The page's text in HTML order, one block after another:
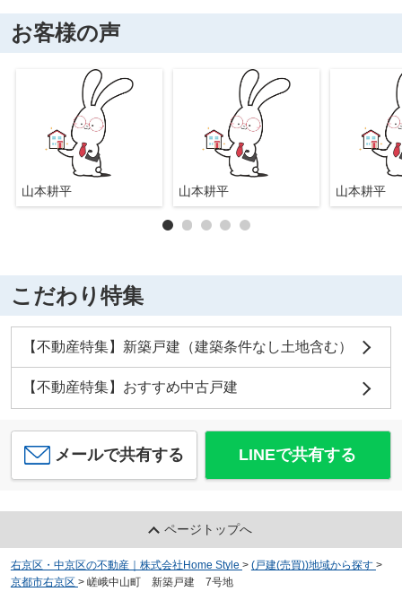
お客様の声
山本耕平 山本耕平 山本耕平
こだわり特集
【不動産特集】新築戸建（建築条件なし土地含む）
【不動産特集】おすすめ中古戸建
メールで共有する LINEで共有する
ページトップへ
右京区・中京区の不動産｜株式会社Home Style > (戸建(売買))地域から探す >
京都市右京区 > 嵯峨中山町 新築戸建 7号地